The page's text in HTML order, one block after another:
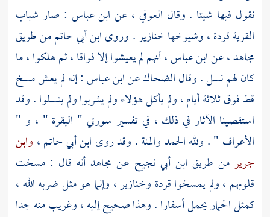
نقول فيها شيئا . وقال العوفي ، عن ابن عباس : صار شباب
القرية قردة ، وشيوخها خنازير . وروىابن أبي حاتممن طريق
مجاهد، عنابن عباس، أنهم لم يعيشوا إلا فواقا ، ثم هلكوا ، ما
كان لهم نسل . وقالالضحاكعنابن عباس: إنه لم يعش مسخ
قط فوق ثلاثة أيام ، ولم يأكل هؤلاء ولم يشربوا ولم ينسلوا . وقد
استقصينا الآثار في ذلك ، في تفسير سورتي " البقرة " ، و "
الأعراف " . ولله الحمد والمنة . وقد روى ابن أبي حاتم، وابن
جريرمن طريق ابن أبي نجيح عن مجاهد أنه قال : مسخت
قلوبهم ، ولم يمسخوا قردة وخنازير ، وإنما هو مثل ضربه الله ،
كمثل الحمار يحمل أسفارا . وهذا صحيح إليه ، وغريب منه جدا